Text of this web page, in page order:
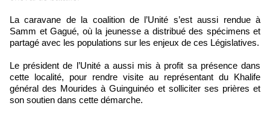
La caravane de la coalition de l’Unité s’est aussi rendue à
Samm et Gagué, où la jeunesse a distribué des spécimens et
partagé avec les populations sur les enjeux de ces Législatives.
Le président de l’Unité a aussi mis à profit sa présence dans
cette localité, pour rendre visite au représentant du Khalife
général des Mourides à Guinguinéo et solliciter ses prières et
son soutien dans cette démarche.